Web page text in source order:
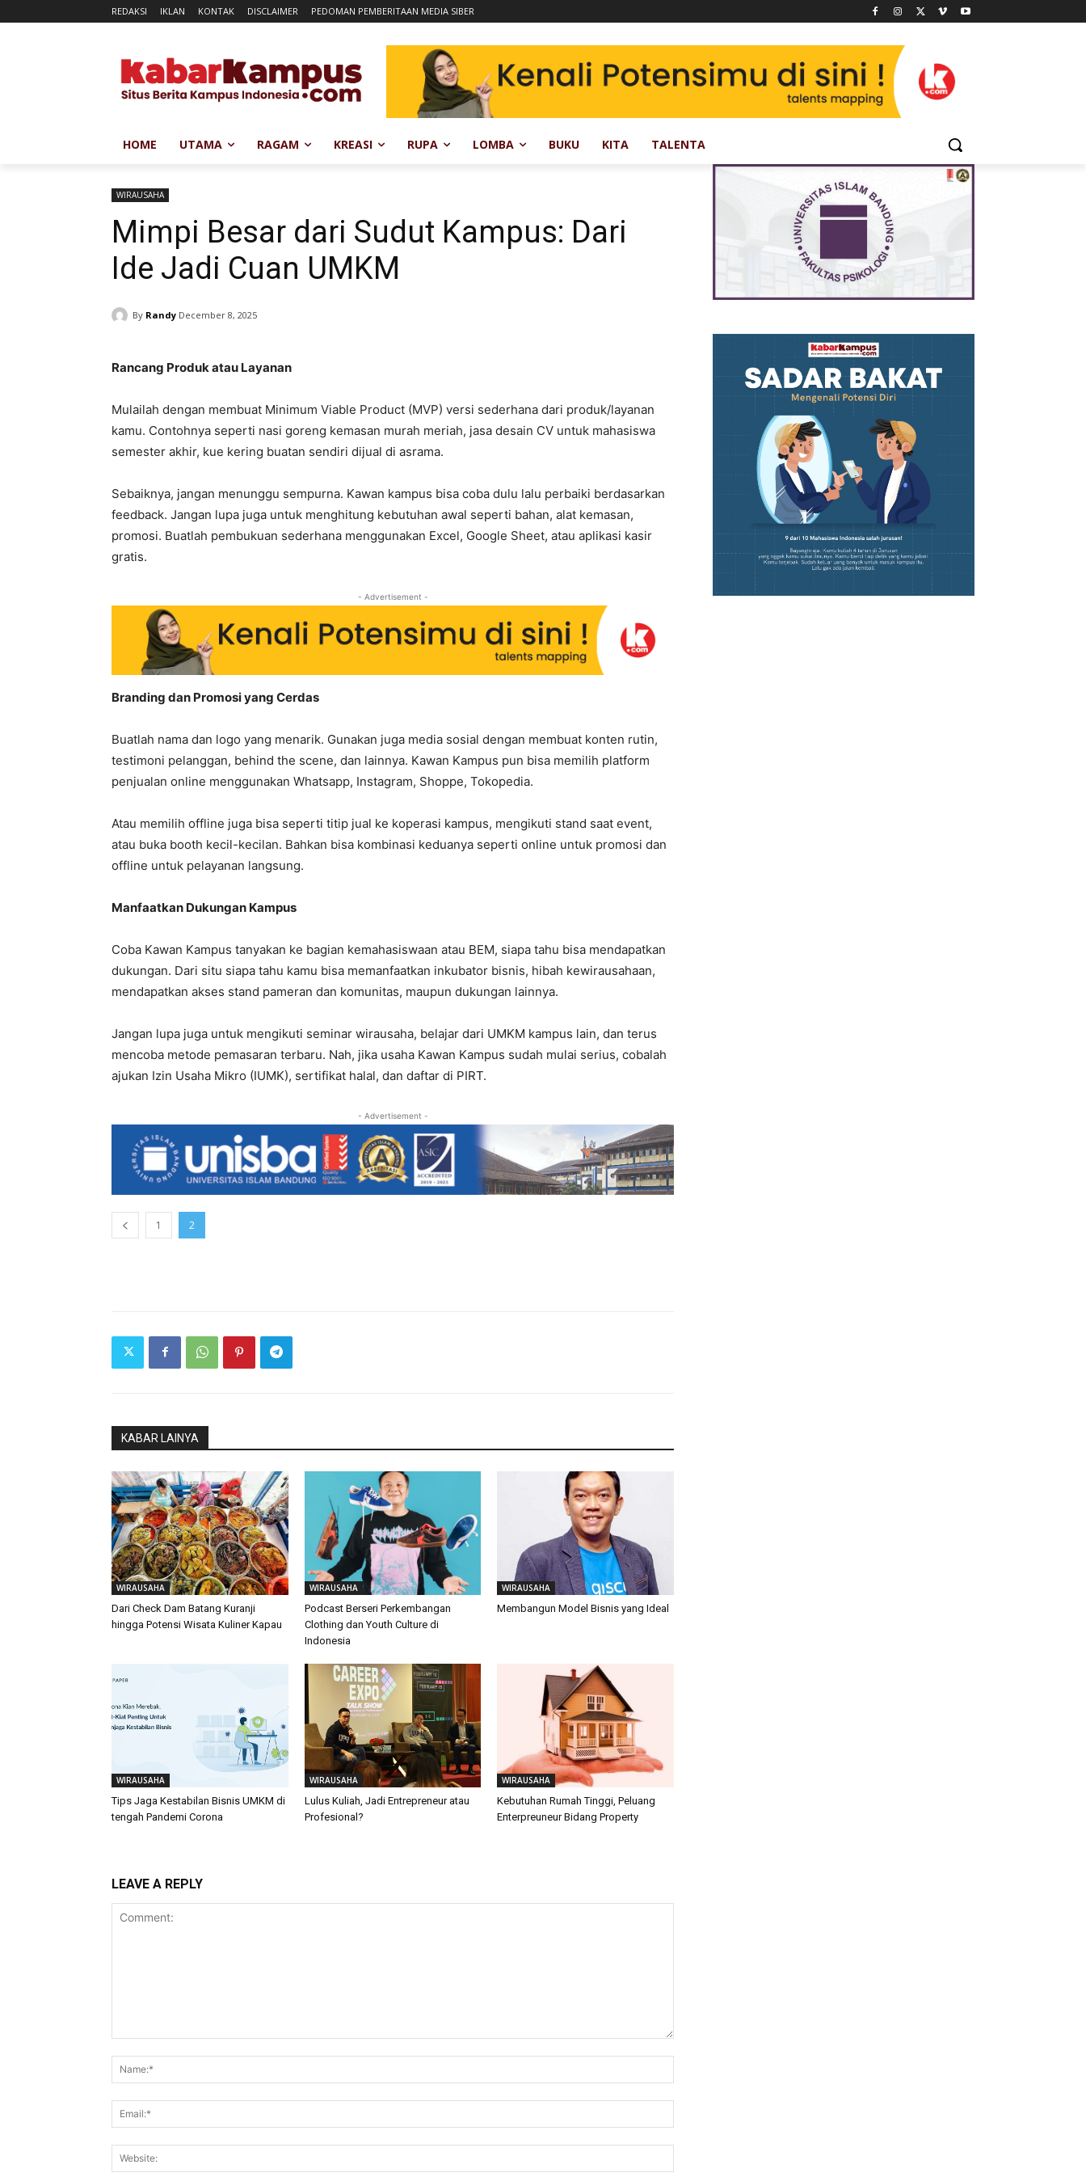
REDAKSI IKLAN KONTAK DISCLAIMER PEDOMAN PEMBERITAAN MEDIA SIBER
HOME UTAMA RAGAM KREASI RUPA LOMBA BUKU KITA TALENTA
WIRAUSAHA
Mimpi Besar dari Sudut Kampus: Dari
Ide Jadi Cuan UMKM
By Randy December 8, 2025
Rancang Produk atau Layanan
Mulailah dengan membuat Minimum Viable Product (MVP) versi sederhana dari produk/layanan
kamu. Contohnya seperti nasi goreng kemasan murah meriah, jasa desain CV untuk mahasiswa
semester akhir, kue kering buatan sendiri dijual di asrama.
Sebaiknya, jangan menunggu sempurna. Kawan kampus bisa coba dulu lalu perbaiki berdasarkan
feedback. Jangan lupa juga untuk menghitung kebutuhan awal seperti bahan, alat kemasan,
promosi. Buatlah pembukuan sederhana menggunakan Excel, Google Sheet, atau aplikasi kasir
gratis.
- Advertisement -
Branding dan Promosi yang Cerdas
Buatlah nama dan logo yang menarik. Gunakan juga media sosial dengan membuat konten rutin,
testimoni pelanggan, behind the scene, dan lainnya. Kawan Kampus pun bisa memilih platform
penjualan online menggunakan Whatsapp, Instagram, Shoppe, Tokopedia.
Atau memilih offline juga bisa seperti titip jual ke koperasi kampus, mengikuti stand saat event,
atau buka booth kecil-kecilan. Bahkan bisa kombinasi keduanya seperti online untuk promosi dan
offline untuk pelayanan langsung.
Manfaatkan Dukungan Kampus
Coba Kawan Kampus tanyakan ke bagian kemahasiswaan atau BEM, siapa tahu bisa mendapatkan
dukungan. Dari situ siapa tahu kamu bisa memanfaatkan inkubator bisnis, hibah kewirausahaan,
mendapatkan akses stand pameran dan komunitas, maupun dukungan lainnya.
Jangan lupa juga untuk mengikuti seminar wirausaha, belajar dari UMKM kampus lain, dan terus
mencoba metode pemasaran terbaru. Nah, jika usaha Kawan Kampus sudah mulai serius, cobalah
ajukan Izin Usaha Mikro (IUMK), sertifikat halal, dan daftar di PIRT.
- Advertisement -
1 2
KABAR LAINYA
WIRAUSAHA
Dari Check Dam Batang Kuranji
hingga Potensi Wisata Kuliner Kapau
WIRAUSAHA
Podcast Berseri Perkembangan
Clothing dan Youth Culture di
Indonesia
WIRAUSAHA
Membangun Model Bisnis yang Ideal
WIRAUSAHA
Tips Jaga Kestabilan Bisnis UMKM di
tengah Pandemi Corona
WIRAUSAHA
Lulus Kuliah, Jadi Entrepreneur atau
Profesional?
WIRAUSAHA
Kebutuhan Rumah Tinggi, Peluang
Enterpreuneur Bidang Property
LEAVE A REPLY